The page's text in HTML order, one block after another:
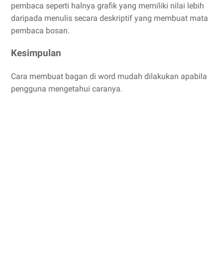
pembaca seperti halnya grafik yang memiliki nilai lebih
daripada menulis secara deskriptif yang membuat mata
pembaca bosan.
Kesimpulan
Cara membuat bagan di word mudah dilakukan apabila
pengguna mengetahui caranya.